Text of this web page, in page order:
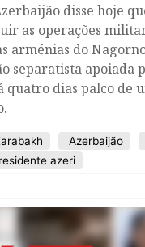
disse hoje
as operações
arménias do
separatista apoiada
quatro dias palco de
Azerbaijão
azeri